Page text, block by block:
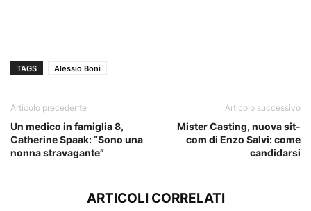
TAGS Alessio Boni
Articolo precedente
Un medico in famiglia 8,
Catherine Spaak: “Sono una
nonna stravagante”
Articolo successivo
Mister Casting, nuova sit-
com di Enzo Salvi: come
candidarsi
ARTICOLI CORRELATI